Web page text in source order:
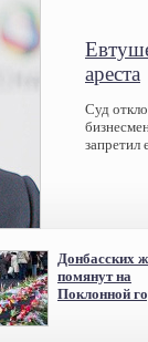
ареста
Суд
запретил
Донбасских
помянут на
Поклонной